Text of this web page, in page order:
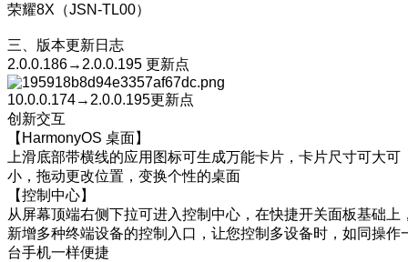
荣耀8X（JSN-TL00）
三、版本更新日志
2.0.0.186→2.0.0.195 更新点
10.0.0.174→2.0.0.195更新点
创新交互
【HarmonyOS 桌面】
上滑底部带横线的应用图标可生成万能卡片，卡片尺寸可大可
小，拖动更改位置，变换个性的桌面
【控制中心】
从屏幕顶端右侧下拉可进入控制中心，在快捷开关面板基础上
新增多种终端设备的控制入口，让您控制多设备时，如同操作
台手机一样便捷